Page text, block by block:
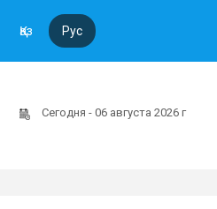
Қаз Рус
Сегодня - 06 августа 2026 г